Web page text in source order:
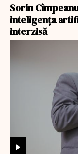
Sorin
inteligența
interzisă